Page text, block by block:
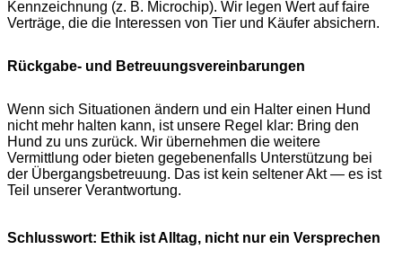
Kennzeichnung (z. B. Microchip). Wir legen Wert auf faire
Verträge, die die Interessen von Tier und Käufer absichern.
Rückgabe- und Betreuungsvereinbarungen
Wenn sich Situationen ändern und ein Halter einen Hund
nicht mehr halten kann, ist unsere Regel klar: Bring den
Hund zu uns zurück. Wir übernehmen die weitere
Vermittlung oder bieten gegebenenfalls Unterstützung bei
der Übergangsbetreuung. Das ist kein seltener Akt — es ist
Teil unserer Verantwortung.
Schlusswort: Ethik ist Alltag, nicht nur ein Versprechen